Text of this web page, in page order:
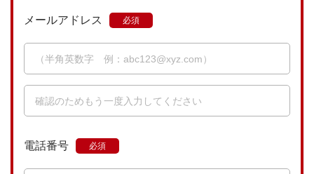
メールアドレス
電話番号